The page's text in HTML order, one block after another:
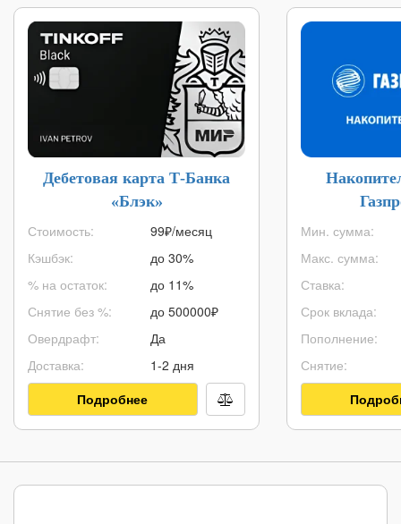
Дебетовая карта Т-Банка
«Блэк»
Стоимость:
Кэшбэк:
% на остаток:
Снятие без %:
Овердрафт:
Доставка:
99₽/месяц
до 30%
до 11%
до 500000₽
Да
1-2 дня
Подробнее
Мин. сумма:
Макс. сумма:
Ставка:
Срок вклада:
Пополнение:
Снятие: